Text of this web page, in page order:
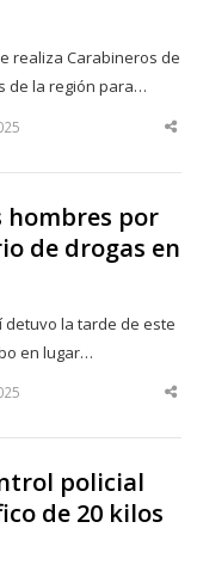
realiza Carabineros de
de la región para…
hombres por
de drogas en
detuvo la tarde de este
en lugar…
policial
de 20 kilos